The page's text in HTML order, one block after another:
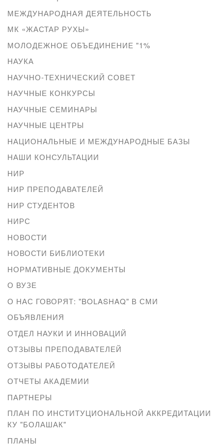
МЕЖДУНАРОДНАЯ ДЕЯТЕЛЬНОСТЬ
МК «ЖАСТАР РУХЫ»
МОЛОДЕЖНОЕ ОБЪЕДИНЕНИЕ "1%
НАУКА
НАУЧНО-ТЕХНИЧЕСКИЙ СОВЕТ
НАУЧНЫЕ КОНКУРСЫ
НАУЧНЫЕ СЕМИНАРЫ
НАУЧНЫЕ ЦЕНТРЫ
НАЦИОНАЛЬНЫЕ И МЕЖДУНАРОДНЫЕ БАЗЫ
НАШИ КОНСУЛЬТАЦИИ
НИР
НИР ПРЕПОДАВАТЕЛЕЙ
НИР СТУДЕНТОВ
НИРС
НОВОСТИ
НОВОСТИ БИБЛИОТЕКИ
НОРМАТИВНЫЕ ДОКУМЕНТЫ
О ВУЗЕ
О НАС ГОВОРЯТ: "BOLASHAQ" В СМИ
ОБЪЯВЛЕНИЯ
ОТДЕЛ НАУКИ И ИННОВАЦИЙ
ОТЗЫВЫ ПРЕПОДАВАТЕЛЕЙ
ОТЗЫВЫ РАБОТОДАТЕЛЕЙ
ОТЧЕТЫ АКАДЕМИИ
ПАРТНЕРЫ
ПЛАН ПО ИНСТИТУЦИОНАЛЬНОЙ АККРЕДИТАЦИИ
КУ "БОЛАШАК"
ПЛАНЫ